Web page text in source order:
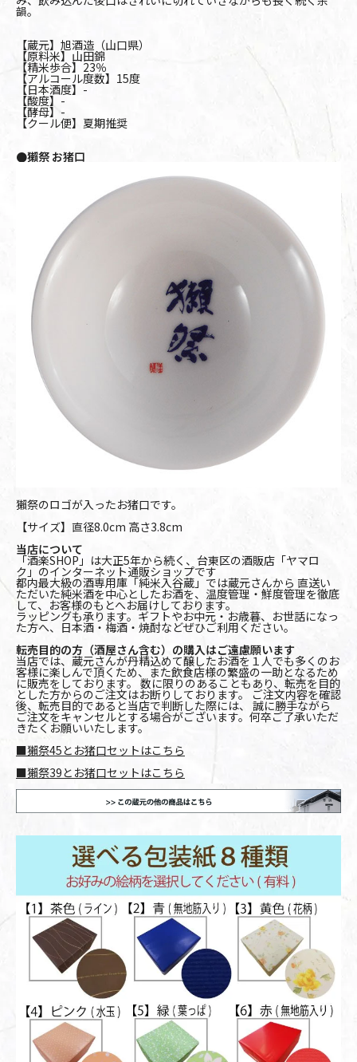
韻。
【蔵元】旭酒造（山口県）
【原料米】山田錦
【精米歩合】23％
【アルコール度数】15度
【日本酒度】-
【酸度】-
【酵母】-
【クール便】夏期推奨
●獺祭 お猪口
獺祭のロゴが入ったお猪口です。
【サイズ】直径8.0cm 高さ3.8cm
当店について
「酒楽SHOP」は大正5年から続く、台東区の酒販店「ヤマロ
ク」のインターネット通販ショップです
都内最大級の酒専用庫「純米入谷蔵」では蔵元さんから 直送い
ただいた純米酒を中心としたお酒を、温度管理・鮮度管理を徹底
して、お客様のもとへお届けしております。
ラッピングも承ります。ギフトやお中元・お歳暮、お世話になっ
た方へ、日本酒・梅酒・焼酎などぜひご利用ください。
転売目的の方（酒屋さん含む）の購入はご遠慮願います
当店では、蔵元さんが丹精込めて醸したお酒を１人でも多くのお
客様に楽しんで頂くため、また飲食店様の繁盛の一助となるため
に販売をしております。 数に限りのあることもあり、転売を目的
とした方からのご注文はお断りしております。 ご注文内容を確認
後、転売目的であると当店で判断した際には、 誠に勝手ながら
ご注文をキャンセルとする場合がございます。何卒ご了承いただ
きたくお願いいたします。
■獺祭45とお猪口セットはこちら
■獺祭39とお猪口セットはこちら